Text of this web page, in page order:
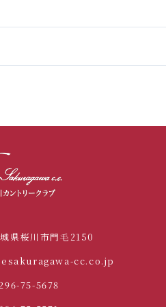
県桜川市門毛2150
cc.co.jp
75-5678